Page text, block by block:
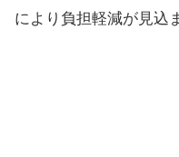
により負担軽減が見込